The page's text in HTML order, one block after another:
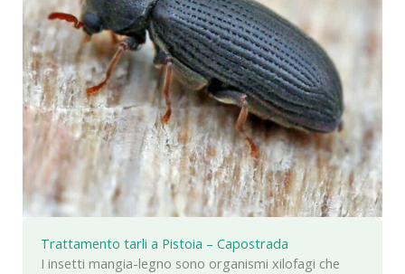
Trattamento tarli a Pistoia – Capostrada
I insetti mangia-legno sono organismi xilofagi che